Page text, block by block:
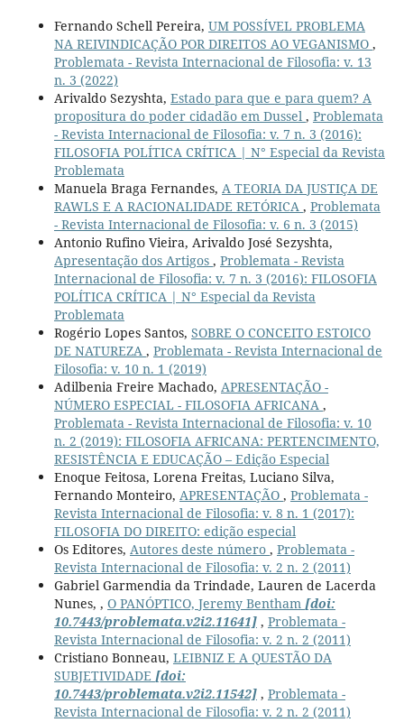
Fernando Schell Pereira, UM POSSÍVEL PROBLEMA
NA REIVINDICAÇÃO POR DIREITOS AO VEGANISMO ,
Problemata - Revista Internacional de Filosofia: v. 13
n. 3 (2022)
Arivaldo Sezyshta, Estado para que e para quem? A
propositura do poder cidadão em Dussel , Problemata
- Revista Internacional de Filosofia: v. 7 n. 3 (2016):
FILOSOFIA POLÍTICA CRÍTICA | N° Especial da Revista
Problemata
Manuela Braga Fernandes, A TEORIA DA JUSTIÇA DE
RAWLS E A RACIONALIDADE RETÓRICA , Problemata
- Revista Internacional de Filosofia: v. 6 n. 3 (2015)
Antonio Rufino Vieira, Arivaldo José Sezyshta,
Apresentação dos Artigos , Problemata - Revista
Internacional de Filosofia: v. 7 n. 3 (2016): FILOSOFIA
POLÍTICA CRÍTICA | N° Especial da Revista
Problemata
Rogério Lopes Santos, SOBRE O CONCEITO ESTOICO
DE NATUREZA , Problemata - Revista Internacional de
Filosofia: v. 10 n. 1 (2019)
Adilbenia Freire Machado, APRESENTAÇÃO -
NÚMERO ESPECIAL - FILOSOFIA AFRICANA ,
Problemata - Revista Internacional de Filosofia: v. 10
n. 2 (2019): FILOSOFIA AFRICANA: PERTENCIMENTO,
RESISTÊNCIA E EDUCAÇÃO – Edição Especial
Enoque Feitosa, Lorena Freitas, Luciano Silva,
Fernando Monteiro, APRESENTAÇÃO , Problemata -
Revista Internacional de Filosofia: v. 8 n. 1 (2017):
FILOSOFIA DO DIREITO: edição especial
Os Editores, Autores deste número , Problemata -
Revista Internacional de Filosofia: v. 2 n. 2 (2011)
Gabriel Garmendia da Trindade, Lauren de Lacerda
Nunes, , O PANÓPTICO, Jeremy Bentham [doi:
10.7443/problemata.v2i2.11641], Problemata -
Revista Internacional de Filosofia: v. 2 n. 2 (2011)
Cristiano Bonneau, LEIBNIZ E A QUESTÃO DA
SUBJETIVIDADE [doi:
10.7443/problemata.v2i2.11542], Problemata -
Revista Internacional de Filosofia: v. 2 n. 2 (2011)